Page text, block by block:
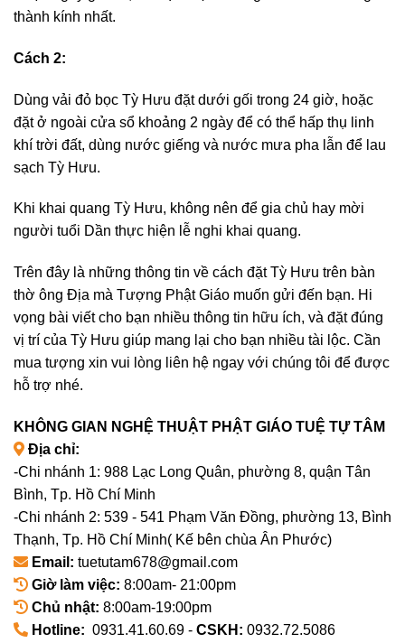
thành kính nhất.
Cách 2:
Dùng vải đỏ bọc Tỳ Hưu đặt dưới gối trong 24 giờ, hoặc
đặt ở ngoài cửa sổ khoảng 2 ngày để có thể hấp thụ linh
khí trời đất, dùng nước giếng và nước mưa pha lẫn để lau
sạch Tỳ Hưu.
Khi khai quang Tỳ Hưu, không nên để gia chủ hay mời
người tuổi Dần thực hiện lễ nghi khai quang.
Trên đây là những thông tin về cách đặt Tỳ Hưu trên bàn
thờ ông Địa mà Tượng Phật Giáo muốn gửi đến bạn. Hi
vọng bài viết cho bạn nhiều thông tin hữu ích, và đặt đúng
vị trí của Tỳ Hưu giúp mang lại cho bạn nhiều tài lộc. Cần
mua tượng xin vui lòng liên hệ ngay với chúng tôi để được
hỗ trợ nhé.
KHÔNG GIAN NGHỆ THUẬT PHẬT GIÁO TUỆ TỰ TÂM
Địa chỉ:
-Chi nhánh 1: 988 Lạc Long Quân, phường 8, quận Tân
Bình, Tp. Hồ Chí Minh
-Chi nhánh 2: 539 - 541 Phạm Văn Đồng, phường 13, Bình
Thạnh, Tp. Hồ Chí Minh( Kế bên chùa Ân Phước)
Email: tuetutam678@gmail.com
Giờ làm việc: 8:00am- 21:00pm
Chủ nhật: 8:00am-19:00pm
Hotline: 0931.41.60.69 - CSKH: 0932.72.5086